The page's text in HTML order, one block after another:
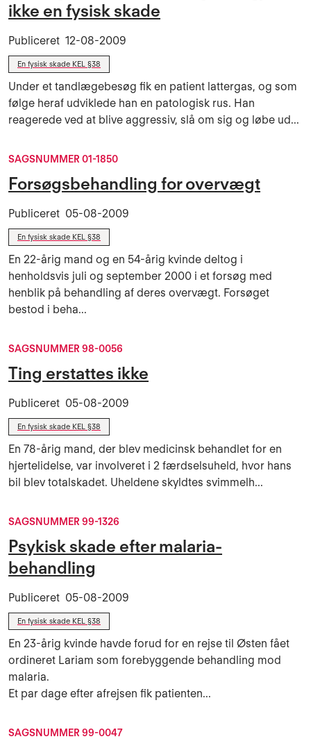
ikke en fysisk skade
Publiceret 12-08-2009
En fysisk skade KEL §38
Under et tandlægebesøg fik en patient lattergas, og som
følge heraf udviklede han en patologisk rus. Han
reagerede ved at blive aggressiv, slå om sig og løbe ud...
SAGSNUMMER 01-1850
Forsøgsbehandling for overvægt
Publiceret 05-08-2009
En fysisk skade KEL §38
En 22-årig mand og en 54-årig kvinde deltog i
henholdsvis juli og september 2000 i et forsøg med
henblik på behandling af deres overvægt. Forsøget
bestod i beha...
SAGSNUMMER 98-0056
Ting erstattes ikke
Publiceret 05-08-2009
En fysisk skade KEL §38
En 78-årig mand, der blev medicinsk behandlet for en
hjertelidelse, var involveret i 2 færdselsuheld, hvor hans
bil blev totalskadet. Uheldene skyldtes svimmelh...
SAGSNUMMER 99-1326
Psykisk skade efter malaria-
behandling
Publiceret 05-08-2009
En fysisk skade KEL §38
En 23-årig kvinde havde forud for en rejse til Østen fået
ordineret Lariam som forebyg­gende behandling mod
malaria.
Et par dage efter afrejsen fik patienten...
SAGSNUMMER 99-0047